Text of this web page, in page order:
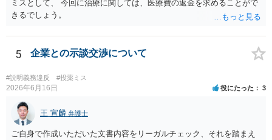
ミスとして、 今回に治療に関しては、医療費の返金を求めることがで
きるでしょう。
5 企業との示談交渉について
#説明義務違反 #投薬ミス
2026年6月16日 役にたった 3
王 宣麟 弁護士
ご自身で作成いただいた文書内容をリーガルチェック、それを踏まえ